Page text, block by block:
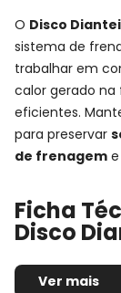
O Disco
sistema de
trabalhar em
calor gerado na
eficientes.
para preservar
de frenagem
Ficha
Disco
Ver mais